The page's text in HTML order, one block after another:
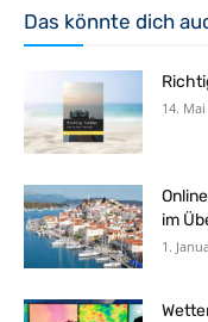
Das könnte dich
14.
im
1.